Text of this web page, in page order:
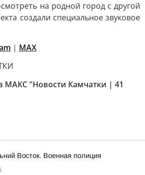
на родной город с другой
создали специальное звуковое
| MAX
МАКС "Новости Камчатки | 41
Восток. Военная полиция